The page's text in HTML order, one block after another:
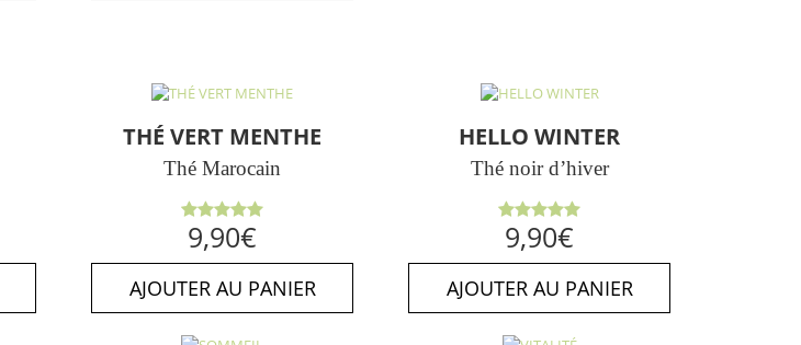
THÉ VERT MENTHE
Thé Marocain
Note5.00
sur 5
9,90€
AJOUTER AU PANIER
HELLO WINTER
Thé noir d’hiver
Note5.00
sur 5
9,90€
AJOUTER AU PANIER